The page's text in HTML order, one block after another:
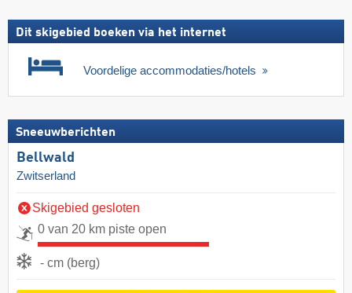
Dit skigebied boeken via het internet
Voordelige accommodaties/hotels
Sneeuwberichten
Bellwald
Zwitserland
Skigebied gesloten
0 van 20 km piste open
- cm (berg)